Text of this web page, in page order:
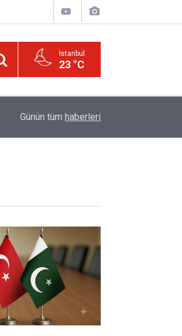
İstanbul
23 °C
kavmine âid o alt-üst olan şehirleri de
Günün tüm haberleri